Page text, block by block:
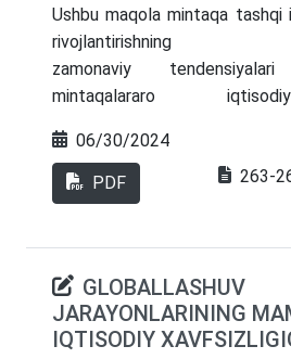
Ushbu maqola mintaqa tashqi
rivojlantirishning
zamonaviy
mintaqalararo
amaliyotlarni o'z ichiga
zamonaviy
integratsiya, raqamli
kabi asosiy yo'nalishlari borasida
tendensiyalar mintaqalararo
rivojlantirishda asosiy omillar
06/30/2024
PDF 263-
GLOBALLASHUV
JARAYONLARINING
IQTISODIY